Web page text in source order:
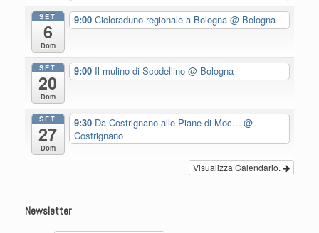
SET
6
Dom
9:00 Cicloraduno regionale a Bologna @ Bologna
SET
20
Dom
9:00 Il mulino di Scodellino @ Bologna
SET
27
Dom
9:30 Da Costrignano alle Piane di Moc... @
Costrignano
Visualizza Calendario.
Newsletter